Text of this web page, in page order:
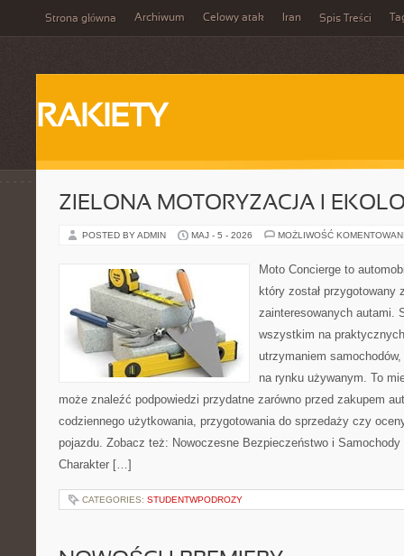
Strona główna Archiwum Celowy atak Iran Spis Treści
RAKIETY
ZIELONA MOTORYZACJA I
POSTED BY ADMIN MAJ - 5 - 2026 MOŻLIWOŚĆ
Moto Concierge to
który został przygotowany
zainteresowanych autami.
wszystkim na
utrzymaniem
na rynku używanym. To
może znaleźć podpowiedzi przydatne zarówno przed zakupem
codziennego użytkowania, przygotowania do sprzedaży czy
pojazdu. Zobacz też: Nowoczesne Bezpieczeństwo i
Charakter […]
CATEGORIES: STUDENTWPODROZY